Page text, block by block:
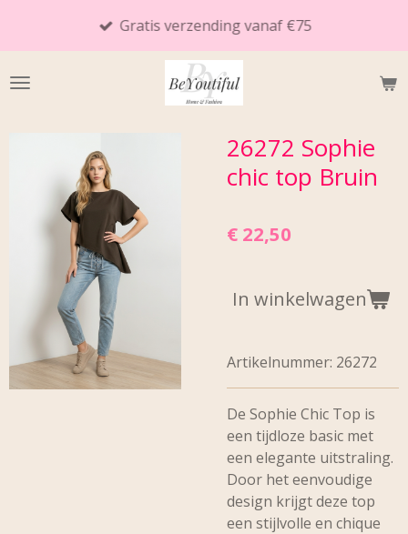
de
Gratis verzending vanaf €75
26272 Sophie
chic top Bruin
€ 22,50
In winkelwagen
Artikelnummer: 26272
De Sophie Chic Top is
een tijdloze basic met
een elegante uitstraling.
Door het eenvoudige
design krijgt deze top
een stijlvolle en chique